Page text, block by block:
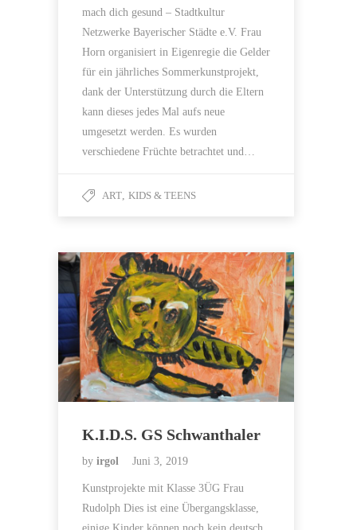
mach dich gesund – Stadtkultur
Netzwerke Bayerischer Städte e.V. Frau
Horn organisiert in Eigenregie die Gelder
für ein jährliches Sommerkunstprojekt,
dank der Unterstützung durch die Eltern
kann dieses jedes Mal aufs neue
umgesetzt werden. Es wurden
verschiedene Früchte betrachtet und…
ART, KIDS & TEENS
K.I.D.S. GS Schwanthaler
by irgol Juni 3, 2019
Kunstprojekte mit Klasse 3ÜG Frau
Rudolph Dies ist eine Übergangsklasse,